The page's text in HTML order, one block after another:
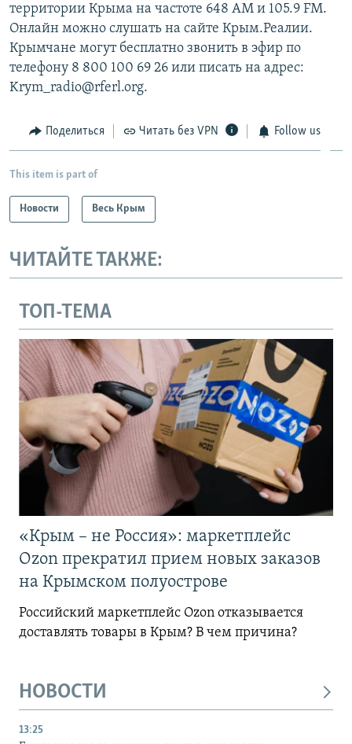
территории Крыма на частоте 648 АМ и 105.9 FМ.
Онлайн можно слушать на сайте Крым.Реалии.
Крымчане могут бесплатно звонить в эфир по
телефону 8 800 100 69 26 или писать на адрес:
Krym_radio@rferl.org.
Поделиться Читать без VPN Follow us
This item is part of
Новости Весь Крым
ЧИТАЙТЕ ТАКЖЕ:
ТОП-ТЕМА
«Крым – не Россия»: маркетплейс
Ozon прекратил прием новых заказов
на Крымском полуострове
Российский маркетплейс Ozon отказывается
доставлять товары в Крым? В чем причина?
НОВОСТИ
13:25